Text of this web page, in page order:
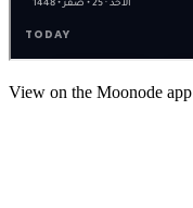
View on the Moonode app